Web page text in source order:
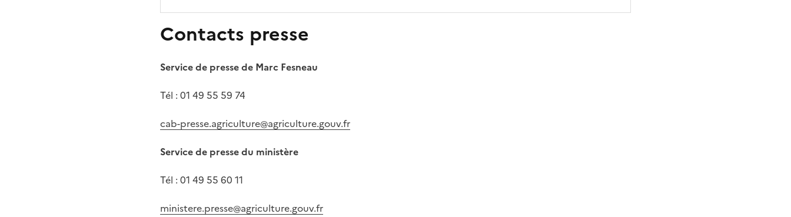
Contacts presse
Service de presse de Marc Fesneau
Tél : 01 49 55 59 74
cab-presse.agriculture@agriculture.gouv.fr
Service de presse du ministère
Tél : 01 49 55 60 11
ministere.presse@agriculture.gouv.fr